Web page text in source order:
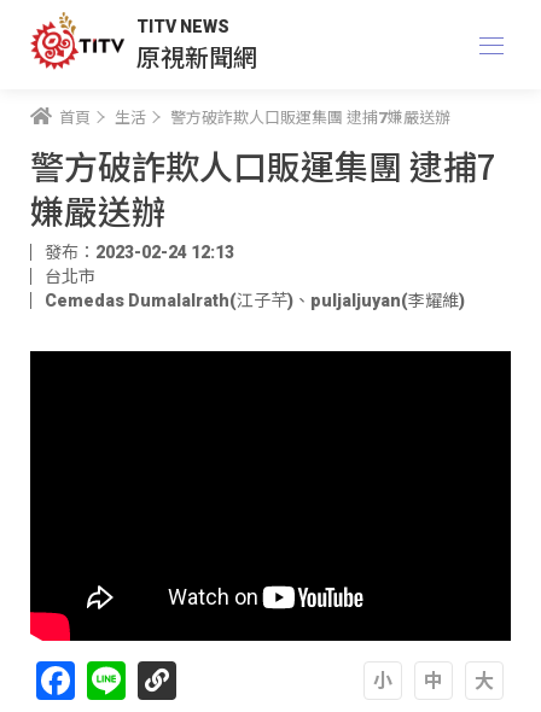
TITV NEWS
原視新聞網
首頁 生活 警方破詐欺人口販運集團 逮捕7嫌嚴送辦
警方破詐欺人口販運集團 逮捕7
嫌嚴送辦
發布：2023-02-24 12:13
台北市
Cemedas Dumalalrath(江子芊) 、 puljaljuyan(李耀維)
Facebook
Line